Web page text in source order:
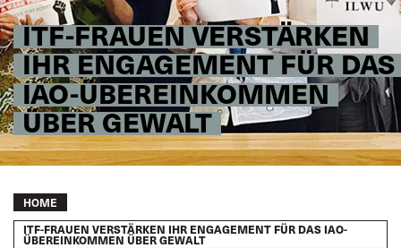
ITF-FRAUEN VERSTÄRKEN
IHR ENGAGEMENT FÜR DAS
IAO-ÜBEREINKOMMEN
ÜBER GEWALT
Breadcrumb
HOME
ITF-FRAUEN VERSTÄRKEN IHR ENGAGEMENT FÜR DAS IAO-
ÜBEREINKOMMEN ÜBER GEWALT